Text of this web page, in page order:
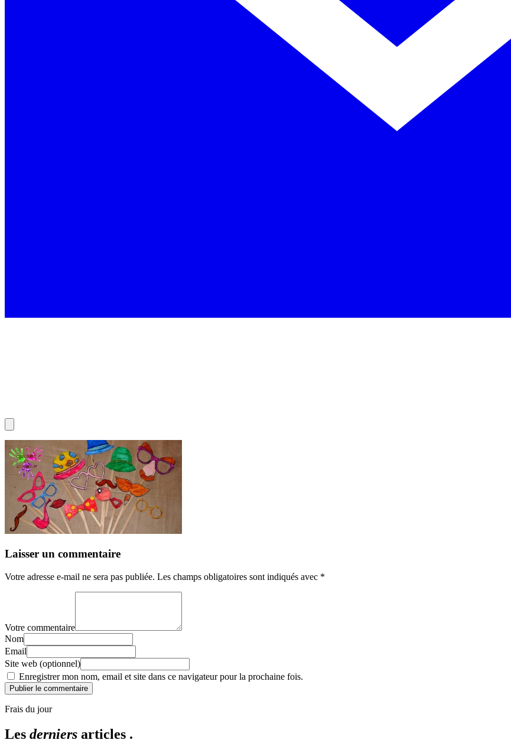
Laisser un commentaire
Votre adresse e-mail ne sera pas publiée. Les champs obligatoires sont indiqués avec *
Votre commentaire
Nom
Email
Site web (optionnel)
Enregistrer mon nom, email et site dans ce navigateur pour la prochaine fois.
Publier le commentaire
Frais du jour
Les derniers articles .